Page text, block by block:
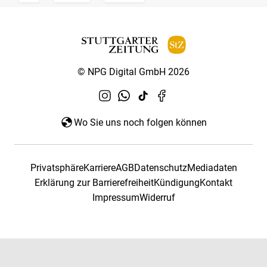
© NPG Digital GmbH 2026
Wo Sie uns noch folgen können
PrivatsphäreKarriereAGBDatenschutzMediadaten
Erklärung zur BarrierefreiheitKündigungKontakt
ImpressumWiderruf